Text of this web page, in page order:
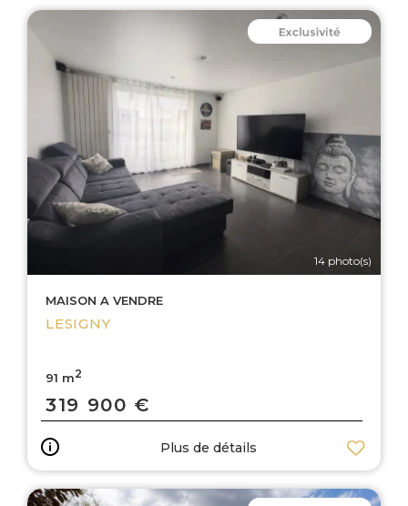
14 photo(s)
MAISON A VENDRE
LESIGNY
91 m2
319 900 €
Plus de détails